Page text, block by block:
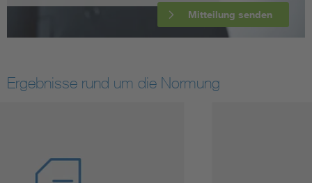
Mitteilung senden
Ergebnisse rund um die Normung